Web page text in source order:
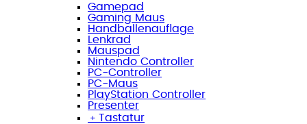
Gamepad
Gaming Maus
Handballenauflage
Lenkrad
Mauspad
Nintendo Controller
PC-Controller
PC-Maus
PlayStation Controller
Presenter
﹢ Tastatur